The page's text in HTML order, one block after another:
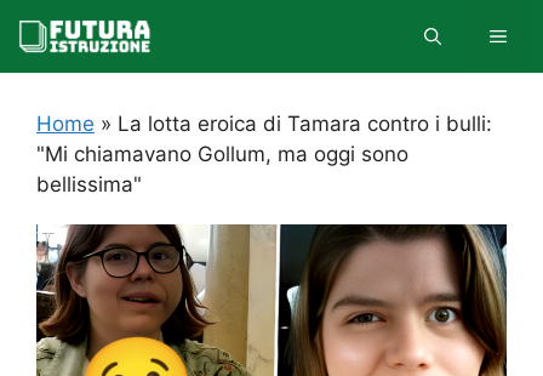
contenuto
Home » La lotta eroica di Tamara contro i bulli:
"Mi chiamavano Gollum, ma oggi sono
bellissima"